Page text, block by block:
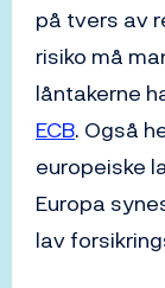
på tvers av
risiko må
låntakerne
ECB. Også
europeiske
Europa
lav